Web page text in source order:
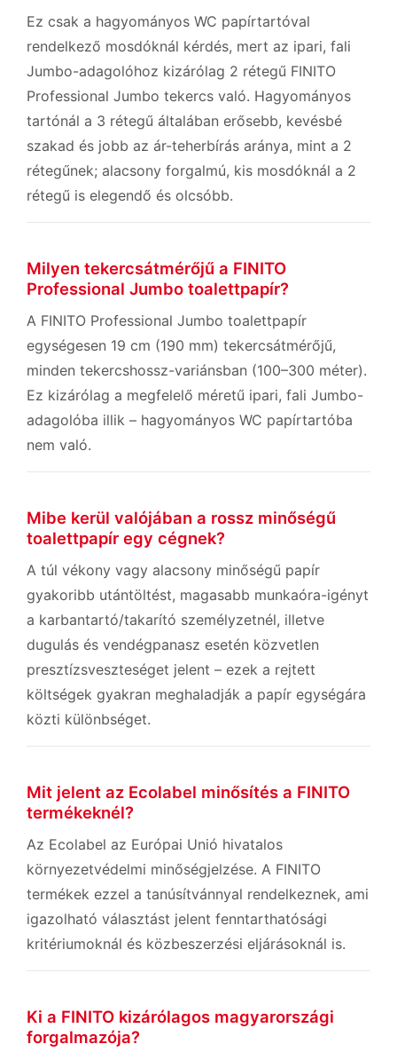
Ez csak a hagyományos WC papírtartóval
rendelkező mosdóknál kérdés, mert az ipari, fali
Jumbo-adagolóhoz kizárólag 2 rétegű FINITO
Professional Jumbo tekercs való. Hagyományos
tartónál a 3 rétegű általában erősebb, kevésbé
szakad és jobb az ár-teherbírás aránya, mint a 2
rétegűnek; alacsony forgalmú, kis mosdóknál a 2
rétegű is elegendő és olcsóbb.
Milyen tekercsátmérőjű a FINITO
Professional Jumbo toalettpapír?
A FINITO Professional Jumbo toalettpapír
egységesen 19 cm (190 mm) tekercsátmérőjű,
minden tekercshossz-variánsban (100–300 méter).
Ez kizárólag a megfelelő méretű ipari, fali Jumbo-
adagolóba illik – hagyományos WC papírtartóba
nem való.
Mibe kerül valójában a rossz minőségű
toalettpapír egy cégnek?
A túl vékony vagy alacsony minőségű papír
gyakoribb utántöltést, magasabb munkaóra-igényt
a karbantartó/takarító személyzetnél, illetve
dugulás és vendégpanasz esetén közvetlen
presztízsveszteséget jelent – ezek a rejtett
költségek gyakran meghaladják a papír egységára
közti különbséget.
Mit jelent az Ecolabel minősítés a FINITO
termékeknél?
Az Ecolabel az Európai Unió hivatalos
környezetvédelmi minőségjelzése. A FINITO
termékek ezzel a tanúsítvánnyal rendelkeznek, ami
igazolható választást jelent fenntarthatósági
kritériumoknál és közbeszerzési eljárásoknál is.
Ki a FINITO kizárólagos magyarországi
forgalmazója?